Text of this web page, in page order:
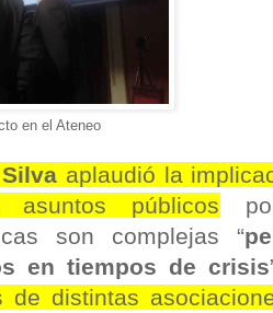
en el Ateneo
aplaudió la
públicos
son complejas “
en tiempos de crisis
de distintas